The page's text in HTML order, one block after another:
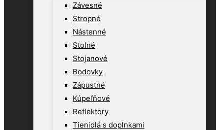
Závesné
Stropné
Nástenné
Stolné
Stojanové
Bodovky
Zápustné
Kúpeľňové
Reflektory
Tienidlá s doplnkami